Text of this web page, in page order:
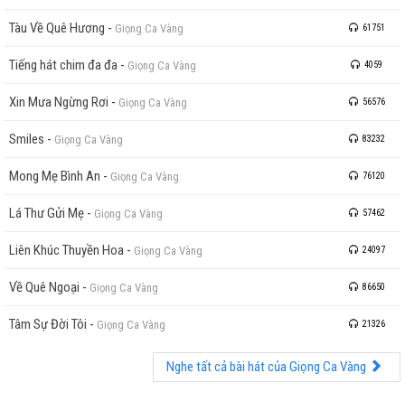
Tàu Về Quê Hương - Giọng Ca Vàng 61751
Tiếng hát chim đa đa - Giọng Ca Vàng 4059
Xin Mưa Ngừng Rơi - Giọng Ca Vàng 56576
Smiles - Giọng Ca Vàng 83232
Mong Mẹ Bình An - Giọng Ca Vàng 76120
Lá Thư Gửi Mẹ - Giọng Ca Vàng 57462
Liên Khúc Thuyền Hoa - Giọng Ca Vàng 24097
Về Quê Ngoại - Giọng Ca Vàng 86650
Tâm Sự Đời Tôi - Giọng Ca Vàng 21326
Nghe tất cả bài hát của Giọng Ca Vàng